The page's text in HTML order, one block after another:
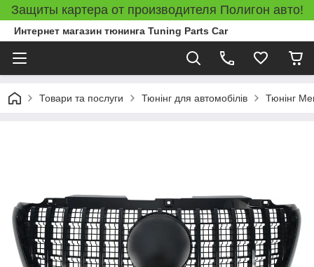
Защиты картера от производителя Полигон авто!
Интернет магазин тюнинга Tuning Parts Car
Товари та послуги Тюнінг для автомобілів Тюнінг